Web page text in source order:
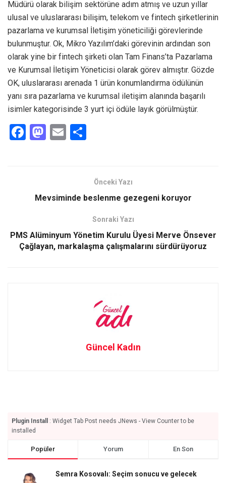
Müdürü olarak bilişim sektörüne adım atmış ve uzun yıllar
ulusal ve uluslararası bilişim, telekom ve fintech şirketlerinin
pazarlama ve kurumsal İletişim yöneticiliği görevlerinde
bulunmuştur. Ok, Mikro Yazılım’daki görevinin ardından son
olarak yine bir fintech şirketi olan Tam Finans’ta Pazarlama
ve Kurumsal İletişim Yöneticisi olarak görev almıştır. Gözde
OK, uluslararası arenada 1 ürün konumlandırma ödülünün
yanı sıra pazarlama ve kurumsal iletişim alanında başarılı
isimler kategorisinde 3 yurt içi ödüle layık görülmüştür.
F
k
M
d
n
E
Önceki Yazı
Mevsiminde beslenme gezegeni koruyor
Sonraki Yazı
PMS Alüminyum Yönetim Kurulu Üyesi Merve Önsever
Çağlayan, markalaşma çalışmalarını sürdürüyoruz
Güncel Kadın
Plugin Install
: Widget Tab Post needs JNews - View Counter to be
installed
Popüler Yorum En Son
Semra Kosovalı: Seçim sonucu ve gelecek